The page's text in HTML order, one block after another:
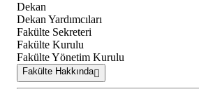
Dekan
Dekan Yardımcıları
Fakülte Sekreteri
Fakülte Kurulu
Fakülte Yönetim Kurulu
Fakülte Hakkında